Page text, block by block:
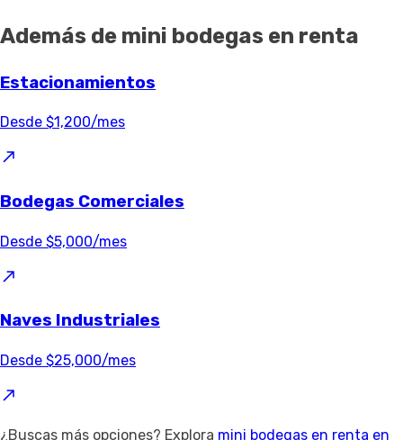
Además de mini bodegas en renta
Estacionamientos
Desde $1,200/mes
Bodegas Comerciales
Desde $5,000/mes
Naves Industriales
Desde $25,000/mes
¿Buscas más opciones? Explora mini bodegas en renta en